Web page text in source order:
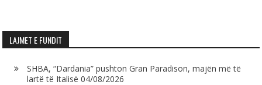
LAJMET E FUNDIT
SHBA, “Dardania” pushton Gran Paradison, majën më të
lartë të Italisë 04/08/2026